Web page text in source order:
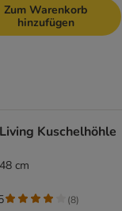
Zum Warenkorb
hinzufügen
Kuschelhöhle
cm
(8)